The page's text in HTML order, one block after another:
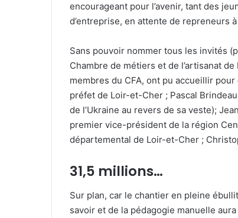
encourageant pour l’avenir, tant des
d’entreprise, en attente de repreneurs
Sans pouvoir nommer tous les invités
Chambre de métiers et de l’artisanat
membres du CFA, ont pu accueillir
préfet de Loir-et-Cher ; Pascal
de l’Ukraine au revers de sa veste);
premier vice-président de la région
départemental de Loir-et-Cher ;
31,5 millions…
Sur plan, car le chantier en pleine
savoir et de la pédagogie manuelle